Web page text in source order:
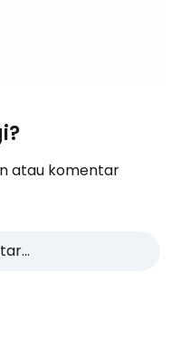
atau komentar